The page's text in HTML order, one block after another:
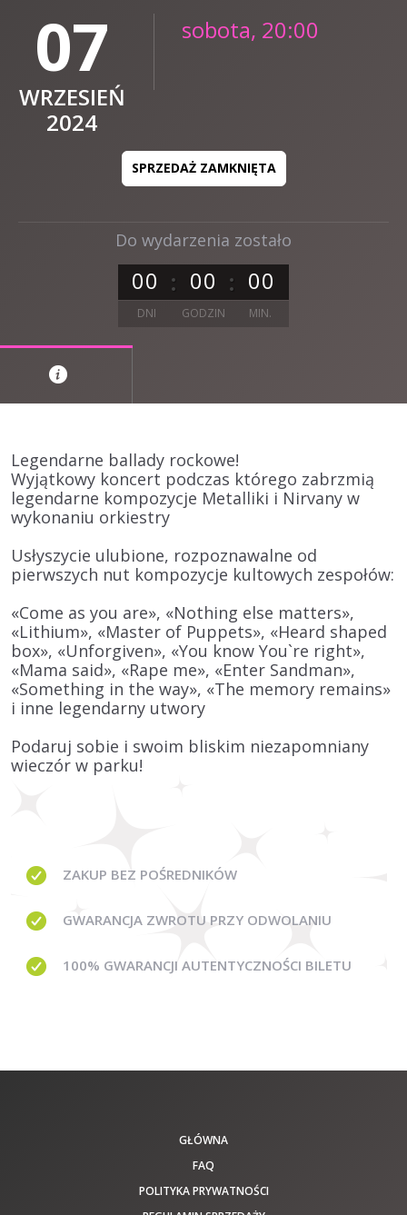
Do wydarzenia zostało
00 00 00
DNI GODZIN MIN.
07
WRZESIEŃ
2024
sobota, 20:00
SPRZEDAŻ ZAMKNIĘTA
Legendarne ballady rockowe!
Wyjątkowy koncert podczas którego zabrzmią
legendarne kompozycje Metalliki i Nirvany w
wykonaniu orkiestry
Usłyszycie ulubione, rozpoznawalne od
pierwszych nut kompozycje kultowych zespołów:
«Come as you are», «Nothing else matters»,
«Lithium», «Master of Puppets», «Heard shaped
box», «Unforgiven», «You know You`re right»,
«Mama said», «Rape me», «Enter Sandman»,
«Something in the way», «The memory remains»
i inne legendarny utwory
Podaruj sobie i swoim bliskim niezapomniany
wieczór w parku!
ZAKUP BEZ POŚREDNIKÓW
GWARANCJA ZWROTU PRZY ODWOLANIU
100% GWARANCJI AUTENTYCZNOŚCI BILETU
GŁÓWNA
FAQ
POLITYKA PRYWATNOŚCI